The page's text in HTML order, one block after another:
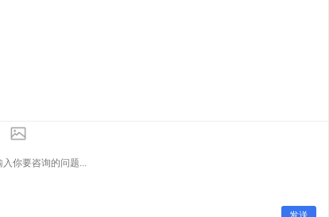
日起凡本网站任意页面含有极限化及其他相
变相勒索行为。凡访客访问本网站，均表示认
号: